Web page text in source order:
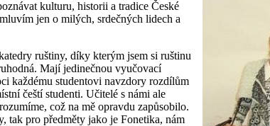
kulturu, historii a tradice České
jen o milých, srdečných lidech a
ruštiny, díky kterým jsem si ruštinu
Mají jedinečnou vyučovací
každému studentovi navzdory rozdílům
čeští studenti. Učitelé s námi ale
což na mě opravdu zapůsobilo.
tak pro předměty jako je Fonetika, nám